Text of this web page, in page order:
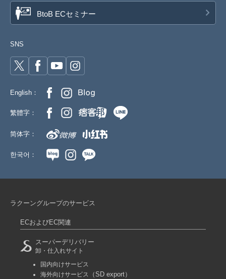
BtoB ECセミナー
SNS
English：
繁體字：
简体字：
한국어：
ラクーングループのサービス
ECおよびEC関連
スーパーデリバリー
卸・仕入れサイト
国内向けサービス
海外向けサービス
（SD export）